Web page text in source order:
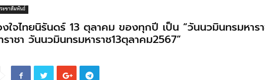
ะชาสัมพันธ์
ใจไทยนิรันดร์ 13 ตุลาคม ของทุกปี เป็น “วันนวมินทรมหาร
าชา วันนวมินทรมหาราช13ตุลาคม2567”